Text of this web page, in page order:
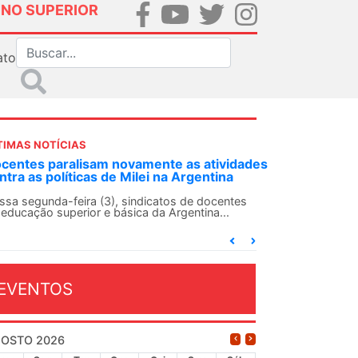
SUPERIOR
NOTÍCIAS
SN convoca docentes para Dia de
Internacionalista com Cuba em
de agosto
SN conclama suas seções sindicais e o